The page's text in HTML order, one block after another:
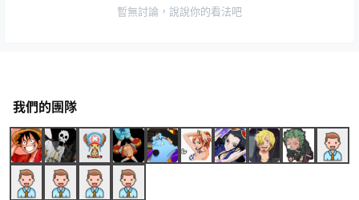
暫無討論，說說你的看法吧
我們的團隊